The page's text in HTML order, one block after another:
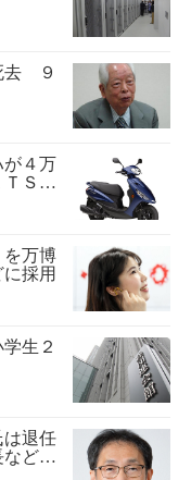
去 ９
が４万
Ｓ１
を万博
採用
生２
は退任
ど２